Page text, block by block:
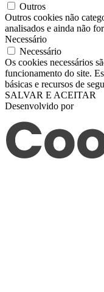
Outros
Outros cookies não
analisados ​​e ainda não
Necessário
Necessário
Os cookies necessários
funcionamento do site.
básicas e recursos de
SALVAR E ACEITAR
Desenvolvido por